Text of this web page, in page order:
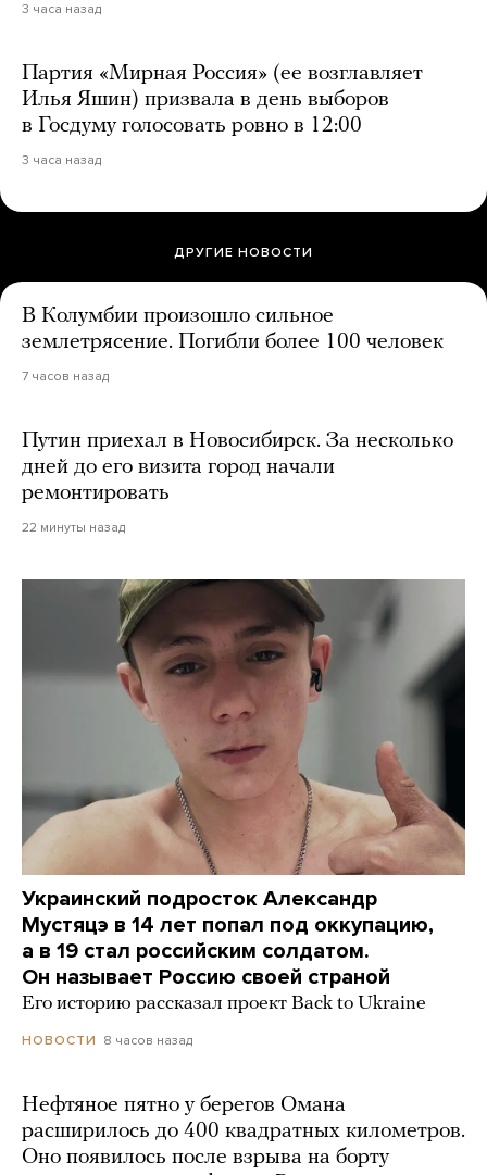
3 часа назад
Партия «Мирная Россия» (ее возглавляет
Илья Яшин) призвала в день выборов
в Госдуму голосовать ровно в 12:00
3 часа назад
ДРУГИЕ НОВОСТИ
В Колумбии произошло сильное
землетрясение. Погибли более 100 человек
7 часов назад
Путин приехал в Новосибирск. За несколько
дней до его визита город начали
ремонтировать
22 минуты назад
Украинский подросток Александр
Мустяцэ в 14 лет попал под оккупацию,
а в 19 стал российским солдатом.
Он называет Россию своей страной
Его историю рассказал проект Back to Ukraine
НОВОСТИ 8 часов назад
Нефтяное пятно у берегов Омана
расширилось до 400 квадратных километров.
Оно появилось после взрыва на борту